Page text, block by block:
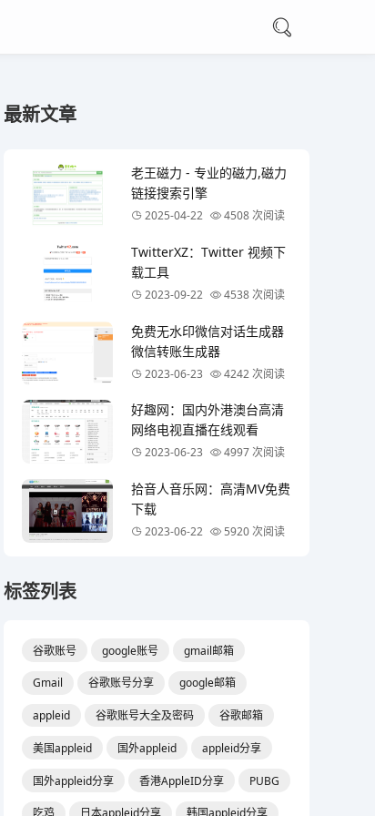
最新文章
老王磁力 - 专业的磁力,磁力
链接搜索引擎
2025-04-22 4508 次阅读
TwitterXZ：Twitter 视频下
载工具
2023-09-22 4538 次阅读
免费无水印微信对话生成器
微信转账生成器
2023-06-23 4242 次阅读
好趣网：国内外港澳台高清
网络电视直播在线观看
2023-06-23 4997 次阅读
拾音人音乐网：高清MV免费
下载
2023-06-22 5920 次阅读
标签列表
谷歌账号 google账号 gmail邮箱
Gmail 谷歌账号分享 google邮箱
appleid 谷歌账号大全及密码 谷歌邮箱
美国appleid 国外appleid appleid分享
国外appleid分享 香港AppleID分享 PUBG